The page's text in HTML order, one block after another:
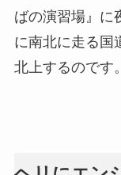
ばの演習場』に
に南北に走る国
北上するのです。